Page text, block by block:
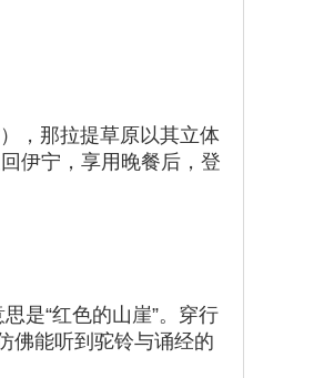
，那拉提草原以其立体
伊宁，享用晚餐后，登
是“红色的山崖”。穿行
佛能听到驼铃与诵经的